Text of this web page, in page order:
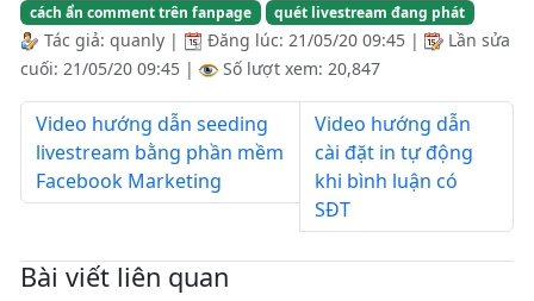
cách ẩn comment trên fanpage
quét livestream đang phát
Tác giả: quanly | Đăng lúc: 21/05/20 09:45 |
Lần sửa
cuối: 21/05/20 09:45 | Số lượt xem: 20,847
Video hướng dẫn seeding
livestream bằng phần mềm
Facebook Marketing
Video hướng dẫn
cài đặt in tự động
khi bình luận có
SĐT
Bài viết liên quan